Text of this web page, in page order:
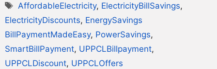
AffordableElectricity, ElectricityBillSavings,
ElectricityDiscounts, EnergySavings
BillPaymentMadeEasy, PowerSavings,
SmartBillPayment, UPPCLBillpayment,
UPPCLDiscount, UPPCLOffers